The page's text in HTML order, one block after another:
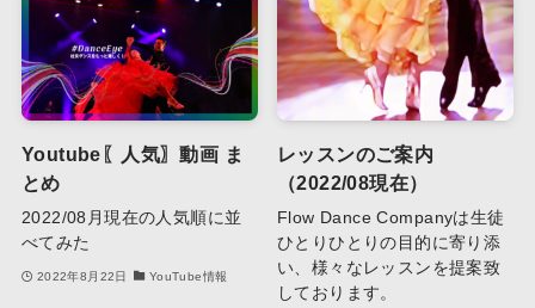
Youtube〖人気〗動画 ま
とめ
2022/08月現在の人気順に並
べてみた
2022年8月22日 YouTube情報
レッスンのご案内
（2022/08現在）
Flow Dance Companyは生徒
ひとりひとりの目的に寄り添
い、様々なレッスンを提案致
しております。